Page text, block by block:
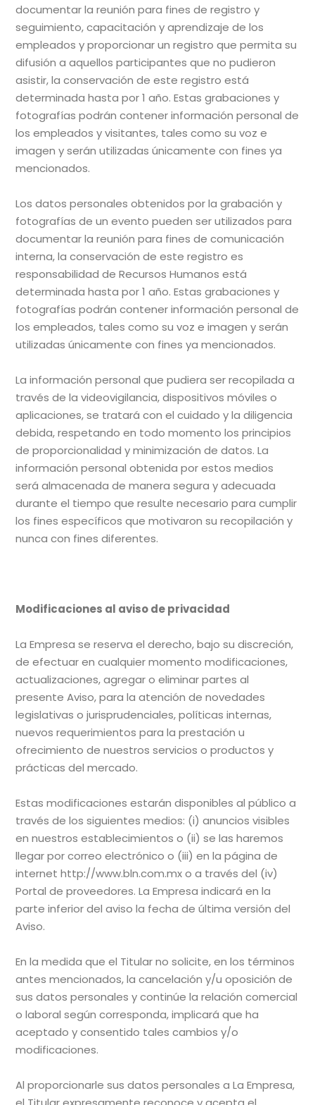
documentar la reunión para fines de registro y
seguimiento, capacitación y aprendizaje de los
empleados y proporcionar un registro que permita su
difusión a aquellos participantes que no pudieron
asistir, la conservación de este registro está
determinada hasta por 1 año. Estas grabaciones y
fotografías podrán contener información personal de
los empleados y visitantes, tales como su voz e
imagen y serán utilizadas únicamente con fines ya
mencionados.
Los datos personales obtenidos por la grabación y
fotografías de un evento pueden ser utilizados para
documentar la reunión para fines de comunicación
interna, la conservación de este registro es
responsabilidad de Recursos Humanos está
determinada hasta por 1 año. Estas grabaciones y
fotografías podrán contener información personal de
los empleados, tales como su voz e imagen y serán
utilizadas únicamente con fines ya mencionados.
La información personal que pudiera ser recopilada a
través de la videovigilancia, dispositivos móviles o
aplicaciones, se tratará con el cuidado y la diligencia
debida, respetando en todo momento los principios
de proporcionalidad y minimización de datos. La
información personal obtenida por estos medios
será almacenada de manera segura y adecuada
durante el tiempo que resulte necesario para cumplir
los fines específicos que motivaron su recopilación y
nunca con fines diferentes.
Modificaciones al aviso de privacidad
La Empresa se reserva el derecho, bajo su discreción,
de efectuar en cualquier momento modificaciones,
actualizaciones, agregar o eliminar partes al
presente Aviso, para la atención de novedades
legislativas o jurisprudenciales, políticas internas,
nuevos requerimientos para la prestación u
ofrecimiento de nuestros servicios o productos y
prácticas del mercado.
Estas modificaciones estarán disponibles al público a
través de los siguientes medios: (i) anuncios visibles
en nuestros establecimientos o (ii) se las haremos
llegar por correo electrónico o (iii) en la página de
internet http://www.bln.com.mx o a través del (iv)
Portal de proveedores. La Empresa indicará en la
parte inferior del aviso la fecha de última versión del
Aviso.
En la medida que el Titular no solicite, en los términos
antes mencionados, la cancelación y/u oposición de
sus datos personales y continúe la relación comercial
o laboral según corresponda, implicará que ha
aceptado y consentido tales cambios y/o
modificaciones.
Al proporcionarle sus datos personales a La Empresa,